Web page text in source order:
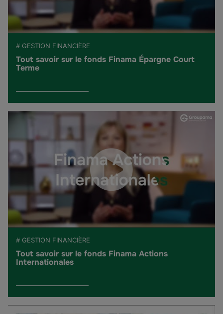
# GESTION FINANCIÈRE
Tout savoir sur le fonds Finama Épargne Court
Terme
# GESTION FINANCIÈRE
Tout savoir sur le fonds Finama Actions
Internationales